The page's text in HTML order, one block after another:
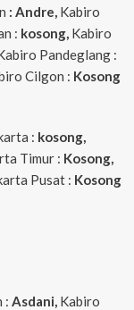
: Andre, Kabiro
: kosong, Kabiro
Pandeglang :
Cilgon : Kosong
: kosong,
Timur : Kosong,
Pusat : Kosong
: Asdani, Kabiro